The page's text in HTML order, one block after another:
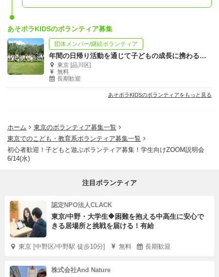
そっちの団体は？」
と聞きたいことが湧いてくるはず！疑問もまとめて解消し
ましょう！
④気になる団体で交流会
参加団体の中から、気になる団体の部屋（オンライン上）
に参加して、
あそボラKIDSのボランティア募集
団体メンバー/継続ボランティア
年間の日帰り活動を通じて子どもの成長に携わる引率ボランティアを募集！
東京 [品川区]
無料
長期歓迎
あそボラKIDSのボランティアをもっと見る
ホーム
東京のボランティア募集一覧
東京でのこども・教育系ボランティア募集一覧
初心者歓迎！子どもと遊ぶボランティア募集！学生向けZOOM説明会
6/14(水)
注目ボランティア
認定NPO法人CLACK
東京/中野・大学生🔶困難を抱える中高生に安心で
きる居場所と挑戦を届ける！有給
東京 [中野区/中野駅 徒歩10分] 無料 長期歓迎
株式会社And Nature